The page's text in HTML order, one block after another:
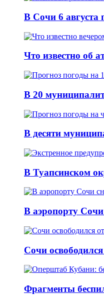
В Сочи 6 августа
Что известно об
В 20
В десяти
В Туапсинском
В аэропорту Сочи
Сочи
Фрагменты